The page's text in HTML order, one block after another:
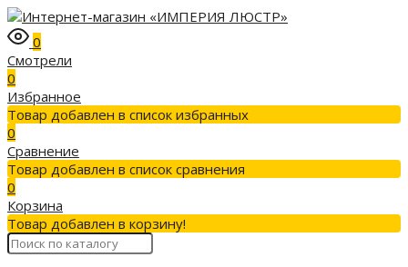
0
Смотрели
0
Избранное
Товар добавлен в список избранных
0
Сравнение
Товар добавлен в список сравнения
0
Корзина
Товар добавлен в корзину!